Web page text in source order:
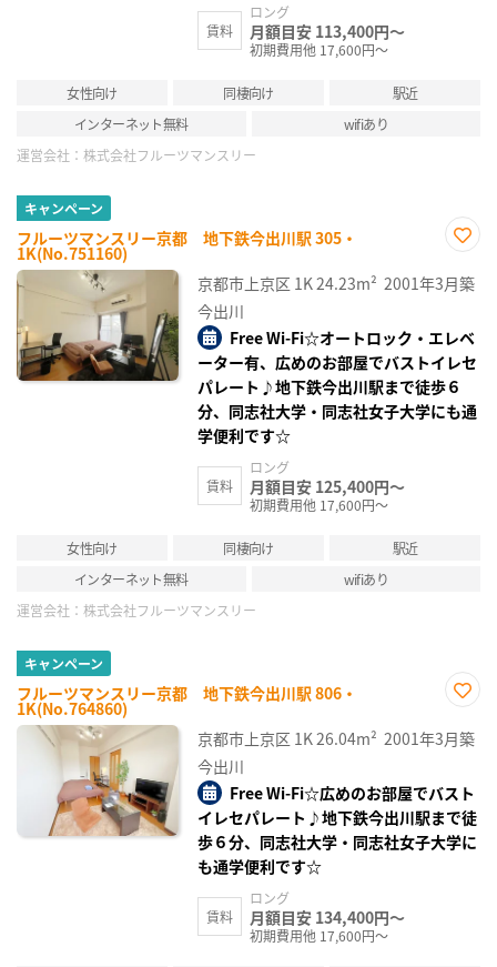
賃料
ロング
月額目安 113,400円～
初期費用他 17,600円～
女性向け 同棲向け
駅近
インターネット無料
wifiあり
運営会社： 株式会社フルーツマンスリー
キャンペーン
フルーツマンスリー京都 地下鉄今出川駅 305・
1K(No.751160)
に入
り登
京都市上京区 1K24.23m² 2001年3月築
今出川
Free Wi-Fi☆オートロック・エレベ
ーター有、広めのお部屋でバストイレセ
パレート♪地下鉄今出川駅まで徒歩６
分、同志社大学・同志社女子大学にも通
学便利です☆
賃料
ロング
月額目安 125,400円～
初期費用他 17,600円～
女性向け 同棲向け
駅近
インターネット無料
wifiあり
運営会社： 株式会社フルーツマンスリー
キャンペーン
フルーツマンスリー京都 地下鉄今出川駅 806・
1K(No.764860)
に入
り登
京都市上京区 1K26.04m² 2001年3月築
今出川
Free Wi-Fi☆広めのお部屋でバスト
イレセパレート♪地下鉄今出川駅まで徒
歩６分、同志社大学・同志社女子大学に
も通学便利です☆
賃料
ロング
月額目安 134,400円～
初期費用他 17,600円～